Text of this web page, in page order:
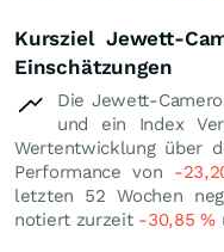
Kursziel Jewett-
Einschätzungen
Die Jewett-
und ein Index
Wertentwicklung über
Performance von -
letzten 52 Wochen
notiert zurzeit -30,85%